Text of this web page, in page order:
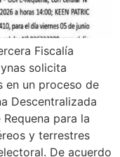
Fiscalía
solicita
en un proceso de
Descentralizada
para la
y terrestres
De acuerdo